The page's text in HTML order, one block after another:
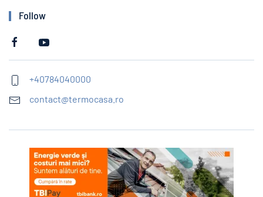
Follow
+40784040000
contact@termocasa.ro